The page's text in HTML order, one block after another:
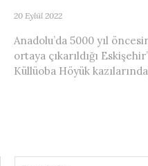
20 Eylül 2022
Anadolu’da 5000 yıl
ortaya çıkarıldığı
Küllüoba Höyük